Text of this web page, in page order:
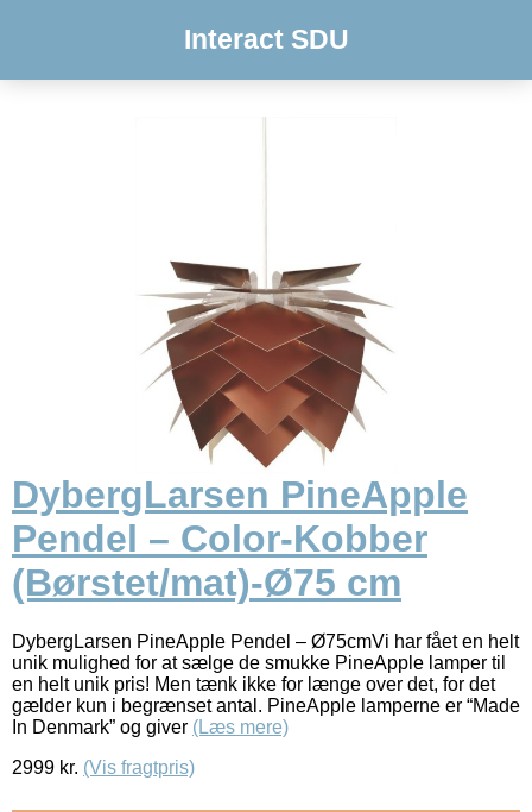
Interact SDU
DybergLarsen PineApple
Pendel – Color-Kobber
(Børstet/mat)-Ø75 cm
DybergLarsen PineApple Pendel – Ø75cmVi har fået en helt
unik mulighed for at sælge de smukke PineApple lamper til
en helt unik pris! Men tænk ikke for længe over det, for det
gælder kun i begrænset antal. PineApple lamperne er “Made
In Denmark” og giver (Læs mere)
2999 kr. (Vis fragtpris)